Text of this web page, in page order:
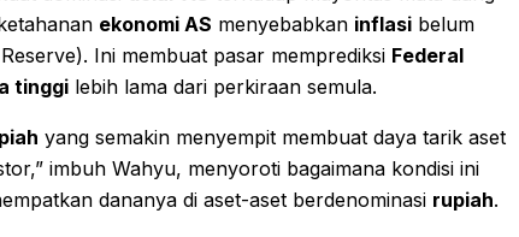
ekonomi AS menyebabkan inflasi belum
Ini membuat pasar memprediksi Federal
tinggi lebih lama dari perkiraan semula.
yang semakin menyempit membuat daya tarik aset
imbuh Wahyu, menyoroti bagaimana kondisi ini
dananya di aset-aset berdenominasi rupiah.